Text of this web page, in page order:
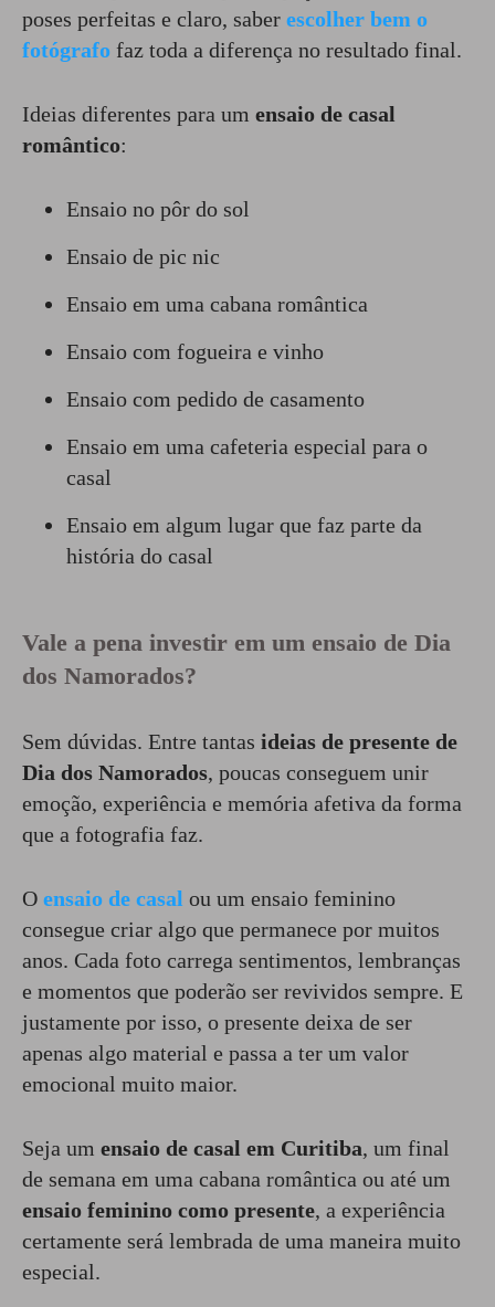
poses perfeitas e claro, saber escolher bem o
fotógrafo faz toda a diferença no resultado final.
Ideias diferentes para um ensaio de casal
romântico:
Ensaio no pôr do sol
Ensaio de pic nic
Ensaio em uma cabana romântica
Ensaio com fogueira e vinho
Ensaio com pedido de casamento
Ensaio em uma cafeteria especial para o
casal
Ensaio em algum lugar que faz parte da
história do casal
Vale a pena investir em um ensaio de Dia
dos Namorados?
Sem dúvidas. Entre tantas ideias de presente de
Dia dos Namorados, poucas conseguem unir
emoção, experiência e memória afetiva da forma
que a fotografia faz.
O ensaio de casal ou um ensaio feminino
consegue criar algo que permanece por muitos
anos. Cada foto carrega sentimentos, lembranças
e momentos que poderão ser revividos sempre. E
justamente por isso, o presente deixa de ser
apenas algo material e passa a ter um valor
emocional muito maior.
Seja um ensaio de casal em Curitiba, um final
de semana em uma cabana romântica ou até um
ensaio feminino como presente, a experiência
certamente será lembrada de uma maneira muito
especial.